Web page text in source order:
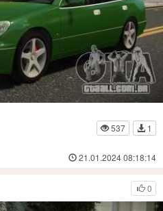
537
1
21.01.2024 08:18:14
0